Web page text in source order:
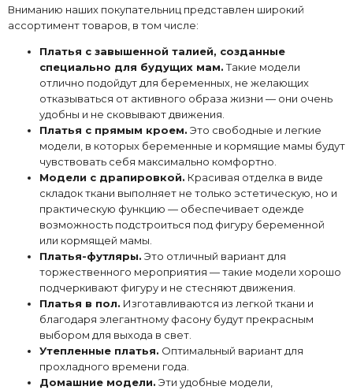
Вниманию наших покупательниц представлен широкий
ассортимент товаров, в том числе:
Платья с завышенной талией, созданные
специально для будущих мам.Такие модели
отлично подойдут для беременных, не желающих
отказываться от активного образа жизни — они очень
удобны и не сковывают движения.
Платья с прямым кроем. Это свободные и легкие
модели, в которых беременные и кормящие мамы будут
чувствовать себя максимально комфортно.
Модели с драпировкой. Красивая отделка в виде
складок ткани выполняет не только эстетическую, но и
практическую функцию — обеспечивает одежде
возможность подстроиться под фигуру беременной
или кормящей мамы.
Платья-футляры. Это отличный вариант для
торжественного мероприятия — такие модели хорошо
подчеркивают фигуру и не стесняют движения.
Платья в пол. Изготавливаются из легкой ткани и
благодаря элегантному фасону будут прекрасным
выбором для выхода в свет.
Утепленные платья. Оптимальный вариант для
прохладного времени года.
Домашние модели. Эти удобные модели,